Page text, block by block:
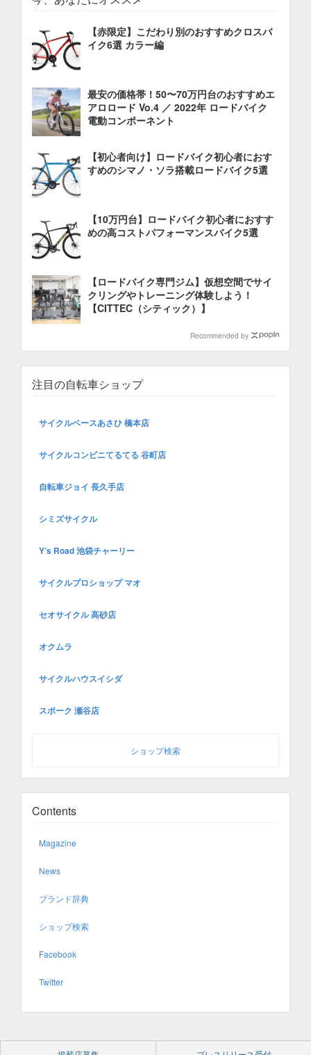
【赤限定】こだわり別のおすすめクロスバ
イク6選 カラー編
最安の価格帯！50〜70万円台のおすすめエ
アロロード Vo.4 ／ 2022年 ロードバイク
電動コンポーネント
【初心者向け】ロードバイク初心者におす
すめのシマノ・ソラ搭載ロードバイク5選
【10万円台】ロードバイク初心者におすす
めの高コストパフォーマンスバイク5選
【ロードバイク専門ジム】仮想空間でサイ
クリングやトレーニング体験しよう！
【CITTEC（シティック）】
Recommended by
注目の自転車ショップ
サイクルベースあさひ 橋本店
サイクルコンビニてるてる 谷町店
自転車ジョイ 長久手店
シミズサイクル
Y’s Road 池袋チャーリー
サイクルプロショップ マオ
セオサイクル 高砂店
オクムラ
サイクルハウスイシダ
スポーク 瀬谷店
ショップ検索
Contents
Magazine
News
ブランド辞典
ショップ検索
Facebook
Twitter